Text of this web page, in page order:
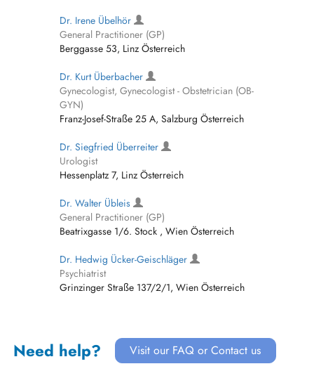
Dr. Irene Übelhör
General Practitioner (GP)
Berggasse 53, Linz Österreich
Dr. Kurt Überbacher
Gynecologist, Gynecologist - Obstetrician (OB-
GYN)
Franz-Josef-Straße 25 A, Salzburg Österreich
Dr. Siegfried Überreiter
Urologist
Hessenplatz 7, Linz Österreich
Dr. Walter Übleis
General Practitioner (GP)
Beatrixgasse 1/6. Stock , Wien Österreich
Dr. Hedwig Ücker-Geischläger
Psychiatrist
Grinzinger Straße 137/2/1, Wien Österreich
Need help? Visit our FAQ or Contact us